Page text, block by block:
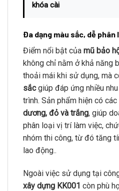
khóa cài
Đa dạng màu sắc, dễ
Điểm nổi bật của mũ bảo
không chỉ nằm ở khả năng
thoải mái khi sử dụng, mà
sắcgiúp đáp ứng nhiều
trình. Sản phẩm hiện có các
dương, đỏ và trắng, giúp
phân loại vị trí làm việc,
nhóm thi công, từ đó tăng
lao động..
Ngoài việc sử dụng tại
xây dựng KK001 còn phù